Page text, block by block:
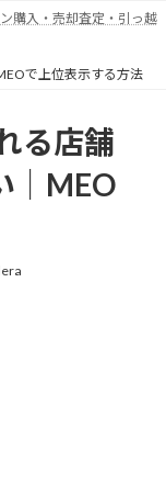
購入・売却査定・引っ越
で上位表示する方法
る店舗
｜MEO